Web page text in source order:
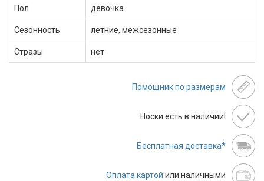
Пол девочка
Сезонность летние, межсезонные
Стразы нет
Помощник по размерам
Носки есть в наличии!
Бесплатная доставка*
Оплата картой или наличными